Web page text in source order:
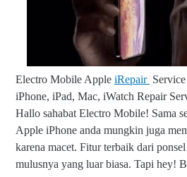
Electro Mobile Apple iRepair
iPhone, iPad, Mac, iWatch Repair
Hallo sahabat Electro Mobile! Sama
Apple iPhone anda mungkin juga
karena macet. Fitur terbaik dari
mulusnya yang luar biasa. Tapi hey!